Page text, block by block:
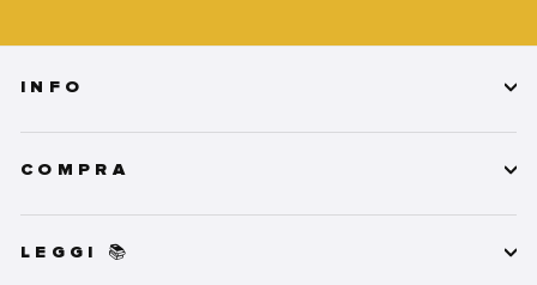
INFO
COMPRA
LEGGI 📚